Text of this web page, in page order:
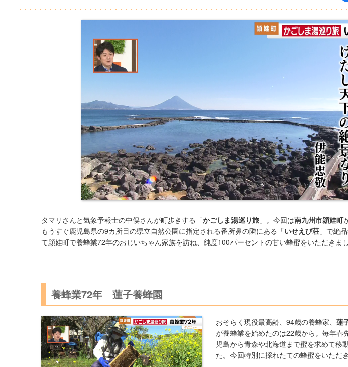
タマリさんと気象予報士の中俣さんが町歩きする「かごしま湯巡り旅 」。今回は南九州市頴娃町
もうすぐ鹿児島県の9カ所目の県立自然公園に指定される番所鼻の隣にある「いせえび荘 」で絶
て頴娃町で養蜂業72年のおじいちゃん家族を訪ね、純度100パーセントの甘い蜂蜜をいただきまし
養蜂業72年 蓮子養蜂園
おそらく現役最高齢、94歳の養蜂家、 蓮
が養蜂業を始めたのは22歳から。毎年春
児島から青森や北海道まで蜜を求めて移
た。今回特別に採れたての蜂蜜をいただき